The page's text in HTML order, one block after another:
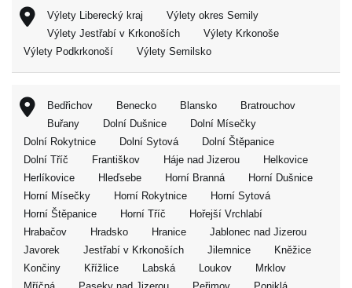
Výlety Liberecký kraj
Výlety okres Semily
Výlety Jestřabí v Krkonoších
Výlety Krkonoše
Výlety Podkrkonoší
Výlety Semilsko
Bedřichov Benecko Blansko
Bratrouchov
Buřany
Dolní Dušnice
Dolní Mísečky
Dolní Rokytnice
Dolní Sytová
Dolní Štěpanice
Dolní Tříč
Františkov Háje nad Jizerou
Helkovice
Herlíkovice
Hleďsebe Horní Branná
Horní Dušnice
Horní Mísečky
Horní Rokytnice
Horní Sytová
Horní Štěpanice
Horní Tříč
Hořejší Vrchlabí
Hrabačov
Hradsko Hranice
Jablonec nad Jizerou
Javorek
Jestřabí v Krkonoších Jilemnice
Kněžice
Končiny
Křížlice Labská Loukov
Mrklov